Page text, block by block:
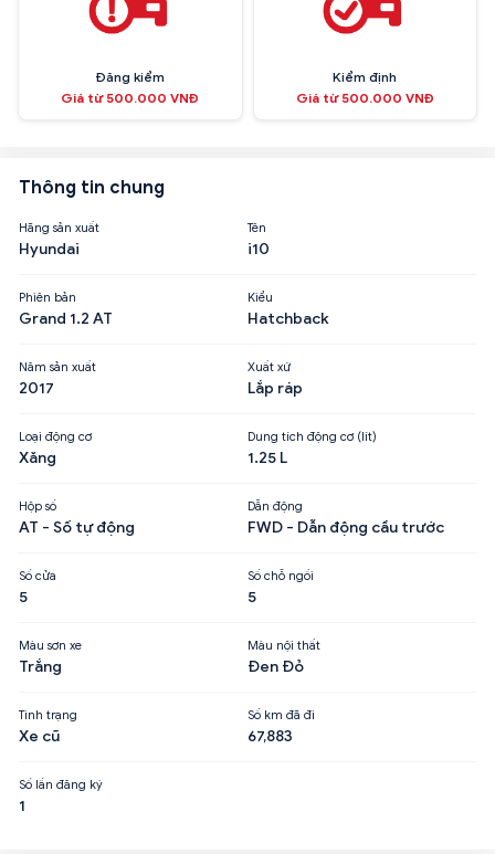
Đăng kiểm
Giá từ 500.000 VNĐ
Kiểm định
Giá từ 500.000 VNĐ
Thông tin chung
Hãng sản xuất
Hyundai
Tên
i10
Phiên bản
Grand 1.2 AT
Kiểu
Hatchback
Năm sản xuất
2017
Xuất xứ
Lắp ráp
Loại động cơ
Xăng
Dung tích động cơ (lít)
1.25 L
Hộp số
AT - Số tự động
Dẫn động
FWD - Dẫn động cầu trước
Số cửa
5
Số chỗ ngồi
5
Màu sơn xe
Trắng
Màu nội thất
Đen Đỏ
Tình trạng
Xe cũ
Số km đã đi
67,883
Số lần đăng ký
1